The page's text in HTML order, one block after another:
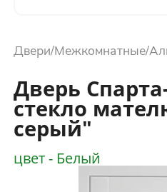
О компании
Установка
Доставка и оплата
Двери Межкомнатные
Дверь
стекло
серый"
цвет - Белый